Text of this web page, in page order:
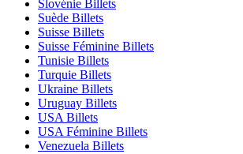
Slovénie Billets
Suède Billets
Suisse Billets
Suisse Féminine Billets
Tunisie Billets
Turquie Billets
Ukraine Billets
Uruguay Billets
USA Billets
USA Féminine Billets
Venezuela Billets